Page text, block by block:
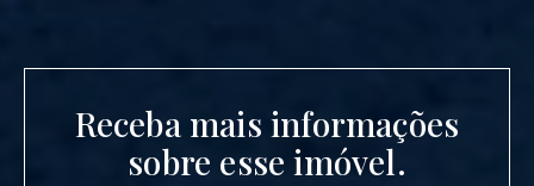
Receba mais informações
sobre esse imóvel.